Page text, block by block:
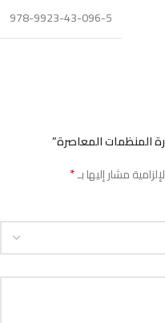
978-9923-43-096-5
المنظمات المعاصرة”
مشار إليها بـ*